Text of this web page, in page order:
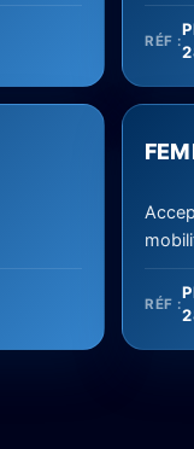
RÉF :
RÉF :